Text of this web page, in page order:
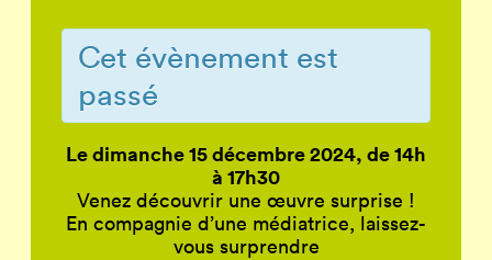
Cet évènement est
passé
Le dimanche 15 décembre 2024, de 14h
à 17h30
Venez découvrir une œuvre surprise !
En compagnie d’une médiatrice, laissez-
vous surprendre